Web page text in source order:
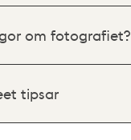
om fotografiet?
tipsar